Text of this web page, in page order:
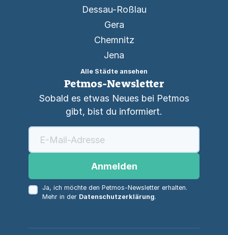
Dessau-Roßlau
Gera
Chemnitz
Jena
Alle Städte ansehen
Petmos-Newsletter
Sobald es etwas Neues bei Petmos
gibt, bist du informiert.
Anmelden
Ja, ich möchte den Petmos-Newsletter erhalten.
Mehr in der Datenschutzerklärung.